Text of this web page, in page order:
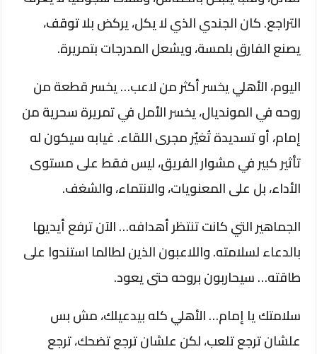
التراجع. كان الجندي الذي لا يكل، يركض بلا توقف،
يصنع الفارق بلمسة، ويشعل المدرجات بتمريرة.
اليوم، الأهلي يخسر أكثر من لاعب… يخسر قطعة من
روحه في المونديال، يخسر الأمل في تمريرة سحرية من
إمام، أو تسديدة تُغيّر مجرى اللقاء. غيابه سيكون له
تأثير كبير في مشوار الفريق، ليس فقط على مستوى
الأداء، بل على المعنويات، والانتماء، والشغف.
الجماهير التي كانت تنتظر أهدافه… الآن ترفع أيديها
بالدعاء لسلامته. واللاعبون الذين لطالما استندوا على
طاقته… سيحاربون بروحه حتى يعود.
سلامتك يا إمام… الأهلي كله بيدعيلك، مش بس
علشان ترجع تلعب، لكن علشان ترجع تضحك، ترجع